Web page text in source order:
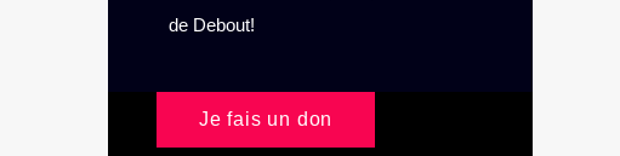
de Debout!
Je fais un don